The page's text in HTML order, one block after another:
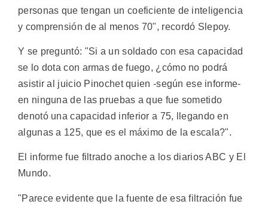
personas que tengan un coeficiente de inteligencia
y comprensión de al menos 70", recordó Slepoy.
Y se preguntó: "Si a un soldado con esa capacidad
se lo dota con armas de fuego, ¿cómo no podrá
asistir al juicio Pinochet quien -según ese informe-
en ninguna de las pruebas a que fue sometido
denotó una capacidad inferior a 75, llegando en
algunas a 125, que es el máximo de la escala?".
El informe fue filtrado anoche a los diarios ABC y El
Mundo.
"Parece evidente que la fuente de esa filtración fue